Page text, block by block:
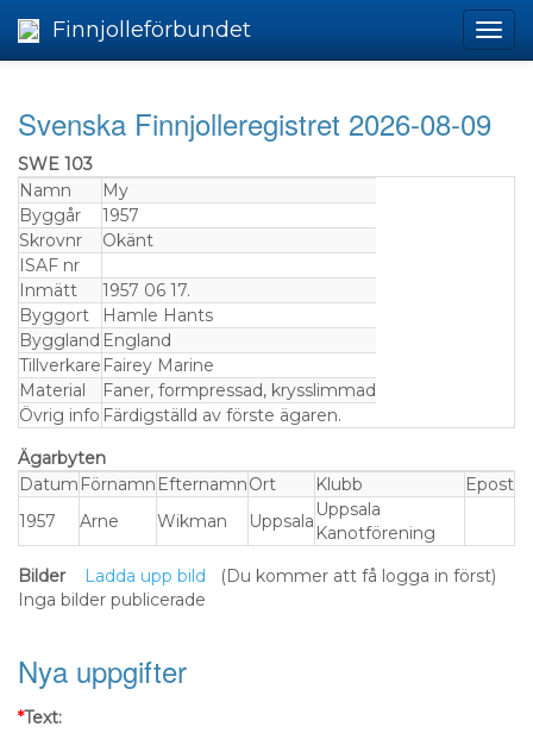
Finnjolleförbundet
Svenska Finnjolleregistret 2026-08-09
SWE 103
Namn
My
Byggår
1957
Skrovnr
Okänt
ISAF nr
Inmätt
1957 06 17.
Byggort
Hamle Hants
Byggland England
Tillverkare Fairey Marine
Material
Faner, formpressad, krysslimmad
Övrig info Färdigställd av förste ägaren.
Ägarbyten
Datum Förnamn EfternamnOrt Klubb
Epost
1957
Arne Wikman Uppsala
Uppsala
Kanotförening
Bilder
Ladda upp bild (Du kommer att få logga in först)
Inga bilder publicerade
Nya uppgifter
*Text: